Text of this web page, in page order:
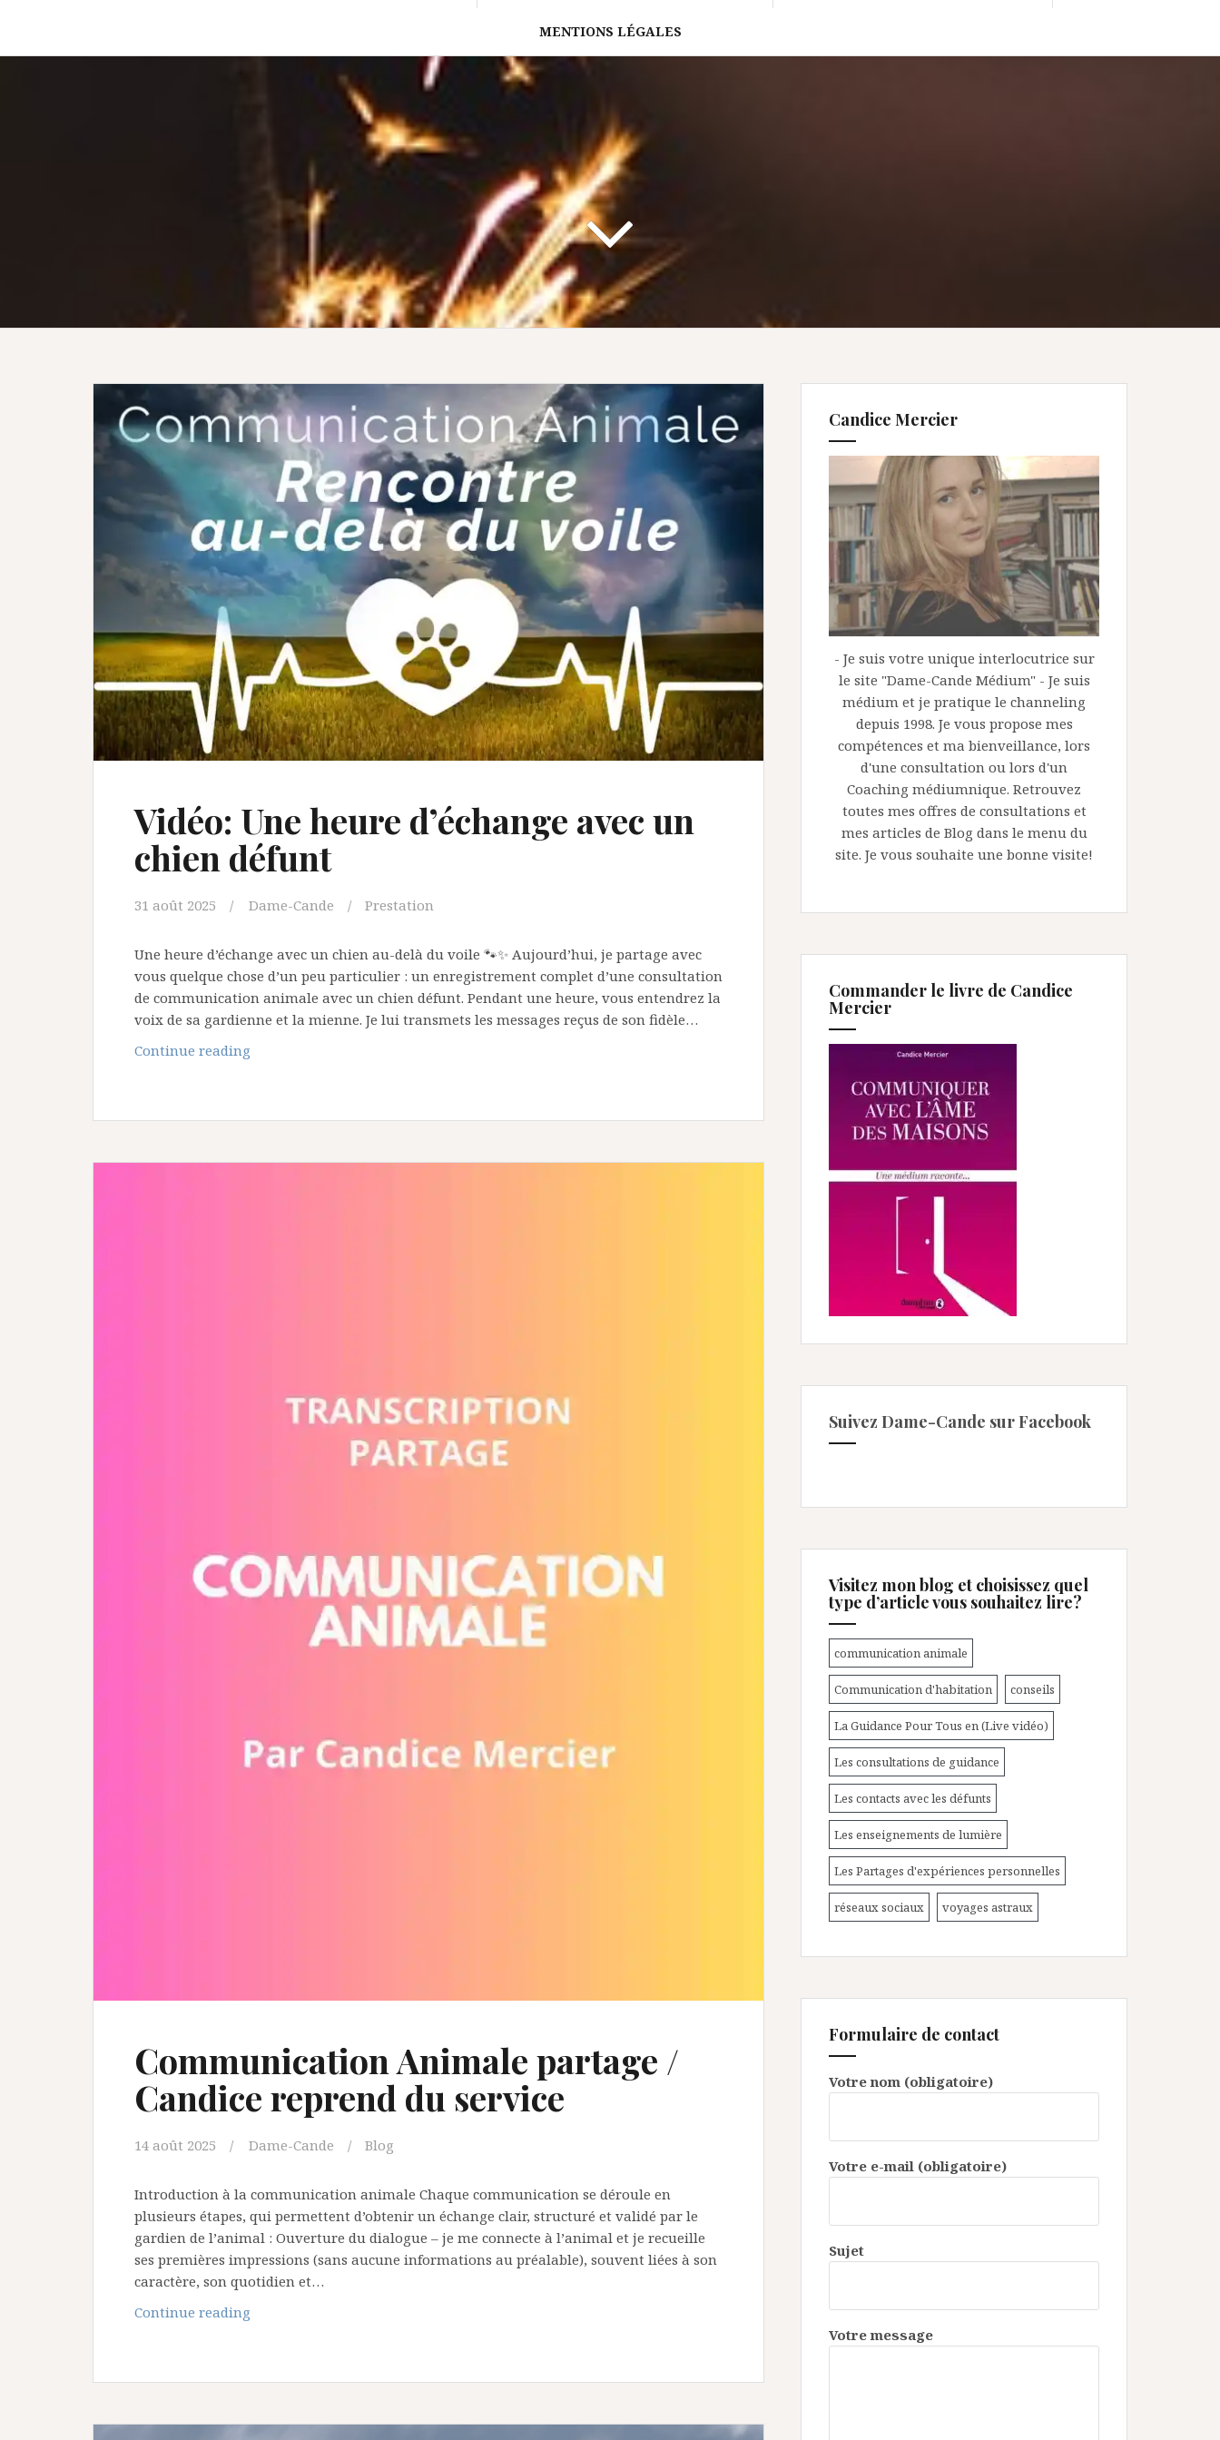
MENTIONS LÉGALES
Vidéo: Une heure d’échange avec un
chien défunt
31 août 2025 Dame-Cande Prestation
Une heure d’échange avec un chien au-delà du voile 🐾✨ Aujourd’hui, je partage avec
vous quelque chose d’un peu particulier : un enregistrement complet d’une consultation
de communication animale avec un chien défunt. Pendant une heure, vous entendrez la
voix de sa gardienne et la mienne. Je lui transmets les messages reçus de son fidèle…
Continue reading
un
Communication Animale partage /
Candice reprend du service
14 août 2025 Dame-Cande Blog
Introduction à la communication animale Chaque communication se déroule en
plusieurs étapes, qui permettent d’obtenir un échange clair, structuré et validé par le
gardien de l’animal : Ouverture du dialogue – je me connecte à l’animal et je recueille
ses premières impressions (sans aucune informations au préalable), souvent liées à son
caractère, son quotidien et…
Continue reading
reprend
Candice Mercier
- Je suis votre unique interlocutrice sur
le site "Dame-Cande Médium" - Je suis
médium et je pratique le channeling
depuis 1998. Je vous propose mes
compétences et ma bienveillance, lors
d'une consultation ou lors d'un
Coaching médiumnique. Retrouvez
toutes mes offres de consultations et
mes articles de Blog dans le menu du
site. Je vous souhaite une bonne visite!
Commander le livre de Candice
Mercier
Suivez Dame-Cande sur Facebook
Visitez mon blog et choisissez quel
type d’article vous souhaitez lire?
communication animale
Communication d'habitation conseils
La Guidance Pour Tous en (Live vidéo)
Les consultations de guidance
Les contacts avec les défunts
Les enseignements de lumière
Les Partages d'expériences personnelles
réseaux sociaux voyages astraux
Formulaire de contact
Votre nom (obligatoire)
Votre e-mail (obligatoire)
Sujet
Votre message
Je veux m'inscrire et
recevoir mon livret
(*Une confirmation va vous être envoyée afin d’éviter les emails frauduleux)